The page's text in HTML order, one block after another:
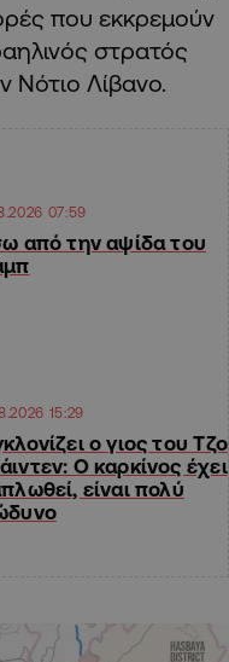
που εκκρεμούν
στρατός
Νότιο Λίβανο.
07:59
από την αψίδα του
15:29
ο γιος του Τζο
Ο καρκίνος έχει
είναι πολύ